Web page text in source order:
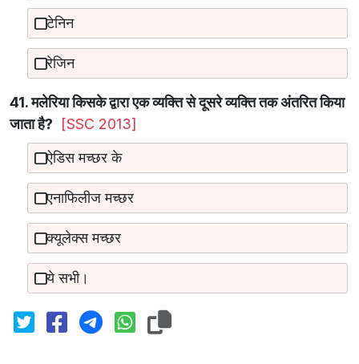
टेनिन
रेजिन
41. मलेरिया किसके द्वारा एक व्यक्ति से दूसरे व्यक्ति तक अंतरित किया
जाता है?
[SSC 2013]
ऐडिस मच्छर के
एनाफिलीज मच्छर
क्यूलेक्स मच्छर
ये सभी।